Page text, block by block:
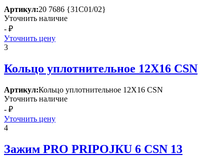
Артикул:20 7686 {31С01/02}
Уточнить наличие
- ₽
Уточнить цену
3
Кольцо уплотнительное 12Х16 СSN
Артикул:Кольцо уплотнительное 12Х16 СSN
Уточнить наличие
- ₽
Уточнить цену
4
Зажим РRО РRIРОJКU 6 СSN 13